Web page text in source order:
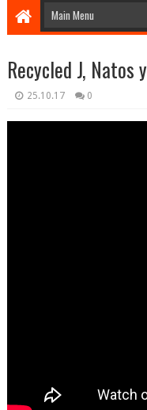
Recycled J, Natos
25.10.17 0